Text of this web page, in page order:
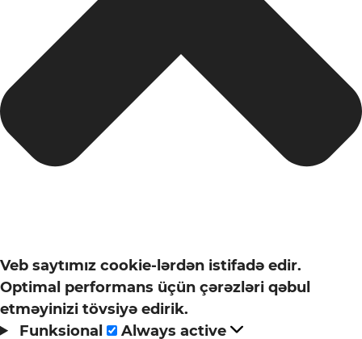
Veb saytımız cookie-lərdən istifadə edir.
Optimal performans üçün çərəzləri qəbul
etməyinizi tövsiyə edirik.
Funksional
Funksional
Always active